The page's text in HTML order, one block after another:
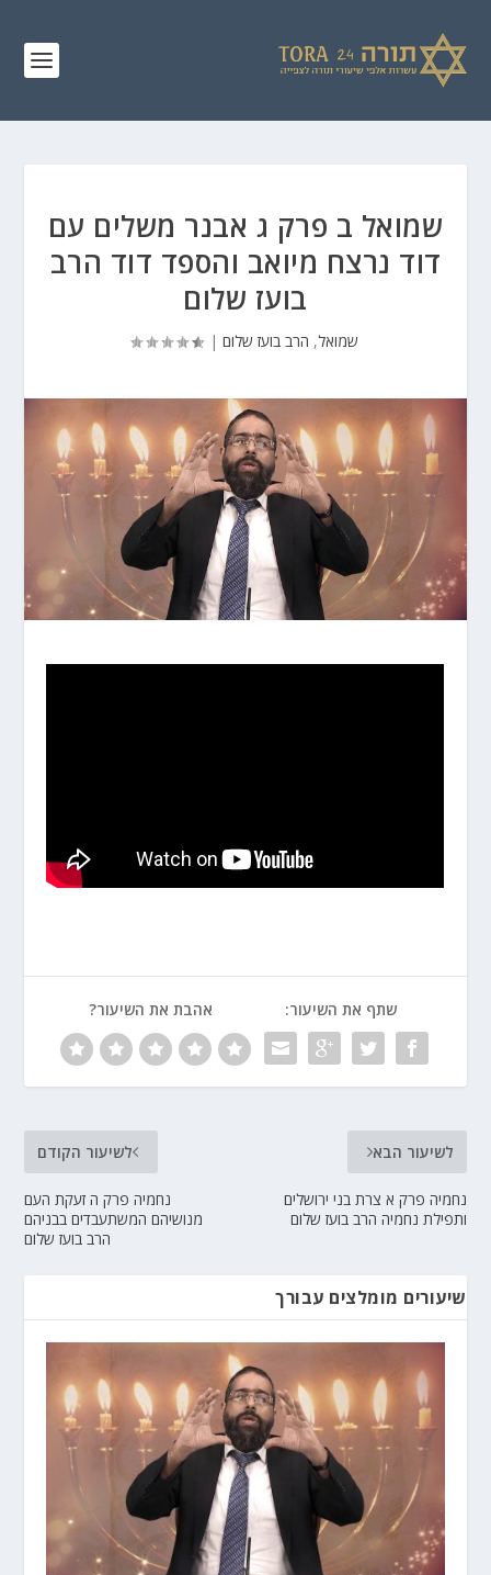
שמואל ב פרק ג אבנר משלים עם
דוד נרצח מיואב והספד דוד הרב
בועז שלום
שמואל, הרב בועז שלום |
שתף את השיעור: אהבת את השיעור?
לשיעור הקודם
נחמיה פרק ה זעקת העם
מנושיהם המשתעבדים בבניהם
הרב בועז שלום
לשיעור הבא
נחמיה פרק א צרת בני ירושלים
ותפילת נחמיה הרב בועז שלום
שיעורים מומלצים עבורך